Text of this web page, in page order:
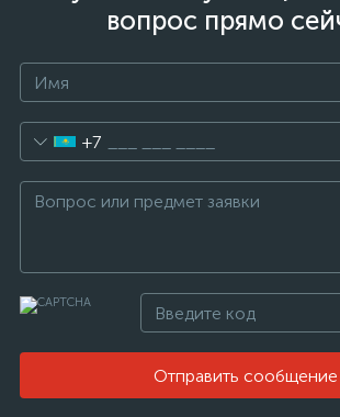
вопрос прямо
+7
Отправить сообщение